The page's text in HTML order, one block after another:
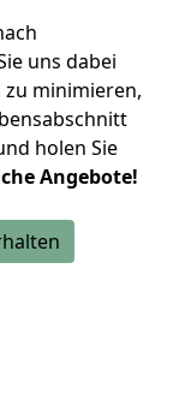
uns dabei
zu minimieren,
holen Sie
Angebote!